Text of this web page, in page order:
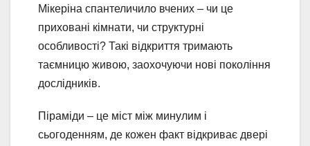
Мікеріна спантеличило вчених – чи це
приховані кімнати, чи структурні
особливості? Такі відкриття тримають
таємницю живою, заохочуючи нові покоління
дослідників.
Піраміди – це міст між минулим і
сьогоденням, де кожен факт відкриває двері